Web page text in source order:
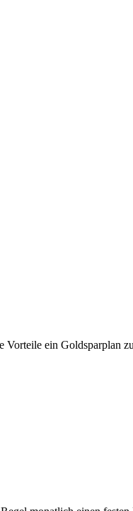
Vorteile ein Goldsparplan